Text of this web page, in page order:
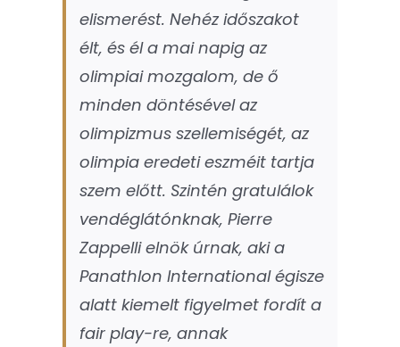
elismerést. Nehéz időszakot
élt, és él a mai napig az
olimpiai mozgalom, de ő
minden döntésével az
olimpizmus szellemiségét, az
olimpia eredeti eszméit tartja
szem előtt. Szintén gratulálok
vendéglátónknak, Pierre
Zappelli elnök úrnak, aki a
Panathlon International égisze
alatt kiemelt figyelmet fordít a
fair play-re, annak